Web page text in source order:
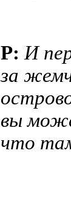
P: И
за
вы
что